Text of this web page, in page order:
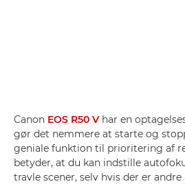
Canon EOS R50 V har en
gør det nemmere at starte og
geniale funktion til prioritering af
betyder, at du kan indstille
travle scener, selv hvis der er